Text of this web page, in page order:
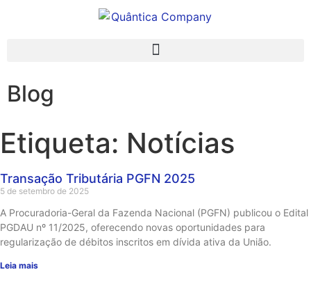
Blog
Etiqueta: Notícias
Transação Tributária PGFN 2025
5 de setembro de 2025
A Procuradoria-Geral da Fazenda Nacional (PGFN) publicou o Edital
PGDAU nº 11/2025, oferecendo novas oportunidades para
regularização de débitos inscritos em dívida ativa da União.
Leia mais